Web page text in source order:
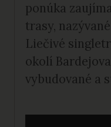
ponúka
trasy,
Liečivé
okolí
vybudované a